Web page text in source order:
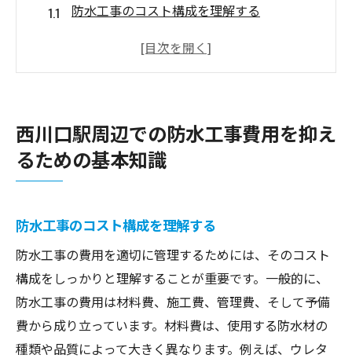
防水工事のコスト構成を理解する
西川口駅特有の気候と施工条件を考慮する
簡単なメンテナンスで長期的なコストを抑
える
策
専門家の視点から見る効果的な防水工事
費用対策を考慮した設計プランの提案
新技術の採用でコストを削減する方法
西川口駅での防水工事におけるリスク管理
実績豊富な専門家による診断と提案
西川口駅周辺での防水工事費用を抑え
るための基本知識
防水工事のコスト構成を理解する
防水工事の費用を適切に管理するためには、そのコスト
構成をしっかりと理解することが重要です。一般的に、
防水工事の費用は材料費、施工費、管理費、そして予備
費から成り立っています。材料費は、使用する防水材の
種類や品質によって大きく異なります。例えば、ウレタ